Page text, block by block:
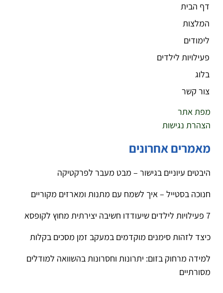
דף הבית
המלצות
לימודים
פעילויות לילדים
בלוג
צור קשר
מפת אתר
הצהרת נגישות
מאמרים אחרונים
היבטים עיוניים בגישור – מבט מעבר לפרקטיקה
חנוכה בסטייל – איך לשמח עם מתנות ומארזים מקוריים
7 פעילויות לילדים שיעודדו חשיבה יצירתית מחוץ לקופסא
כיצד לזהות סימנים מוקדמים במעקב זמן מסכים בקלות
למידה מרחוק בזום: יתרונות וחסרונות בהשוואה למודלים
מסורתיים